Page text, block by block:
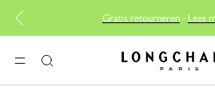
Gratis retourneren-Lees meer
MENUZoeken Longchamp - Home